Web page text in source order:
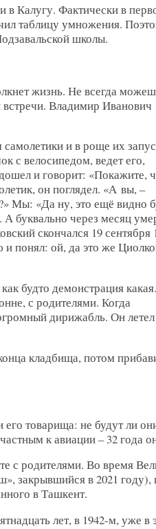
в Калугу. Фактически в
таблицу умножения.
школы.
жизнь. Не всегда
Владимир Иванович
и в роще их
с велосипедом, ведет его,
и говорит: «Покажите,
он поглядел. «А вы, –
Мы: «Да ну, это ещё видно
буквально через месяц
скончался 19 сентября
понял: ой, да это же
будто демонстрация какая.
с родителями. Когда
дирижабль. Он летел
кладбища, потом
товарища: не будут ли
к авиации – 32 года
с родителями. Во время
закрывшийся в 2021
в Ташкент.
лет, в 1942-м, уже